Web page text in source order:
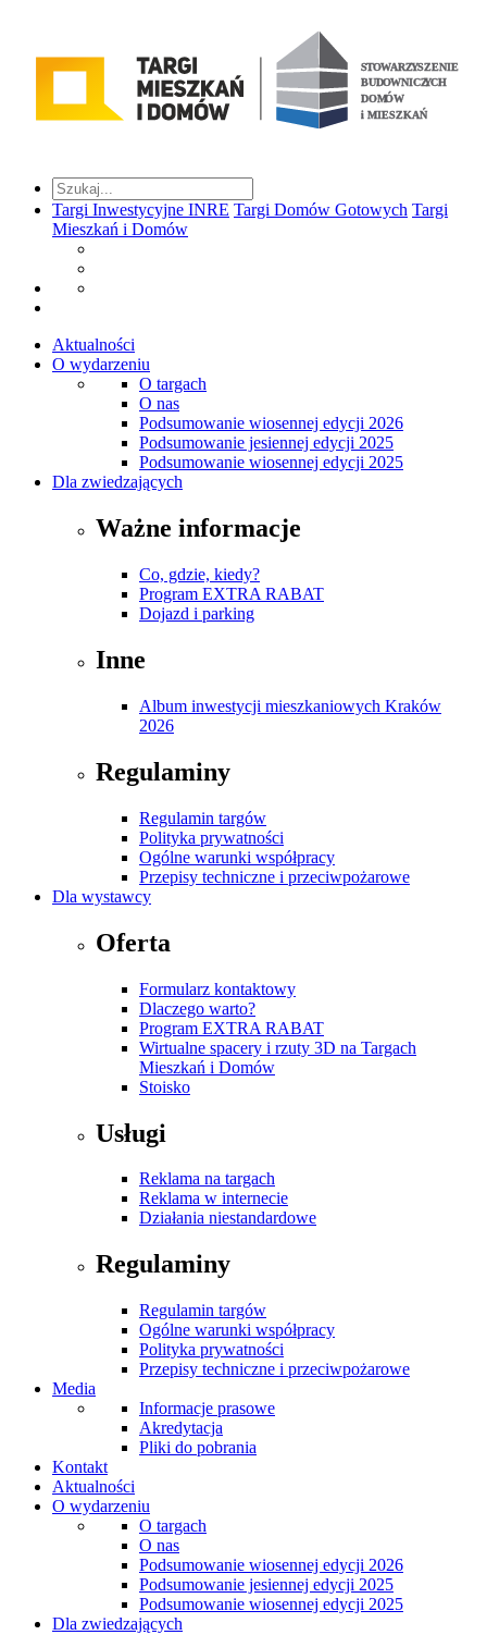
Targi Inwestycyjne INRE Targi Domów Gotowych Targi
Mieszkań i Domów
Aktualności
O wydarzeniu
O targach
O nas
Podsumowanie wiosennej edycji 2026
Podsumowanie jesiennej edycji 2025
Podsumowanie wiosennej edycji 2025
Dla zwiedzających
Ważne informacje
Co, gdzie, kiedy?
Program EXTRA RABAT
Dojazd i parking
Inne
Album inwestycji mieszkaniowych Kraków
2026
Regulaminy
Regulamin targów
Polityka prywatności
Ogólne warunki współpracy
Przepisy techniczne i przeciwpożarowe
Dla wystawcy
Oferta
Formularz kontaktowy
Dlaczego warto?
Program EXTRA RABAT
Wirtualne spacery i rzuty 3D na Targach
Mieszkań i Domów
Stoisko
Usługi
Reklama na targach
Reklama w internecie
Działania niestandardowe
Regulaminy
Regulamin targów
Ogólne warunki współpracy
Polityka prywatności
Przepisy techniczne i przeciwpożarowe
Media
Informacje prasowe
Akredytacja
Pliki do pobrania
Kontakt
Aktualności
O wydarzeniu
O targach
O nas
Podsumowanie wiosennej edycji 2026
Podsumowanie jesiennej edycji 2025
Podsumowanie wiosennej edycji 2025
Dla zwiedzających